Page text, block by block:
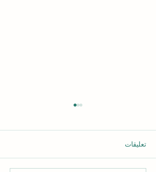
تعليقات